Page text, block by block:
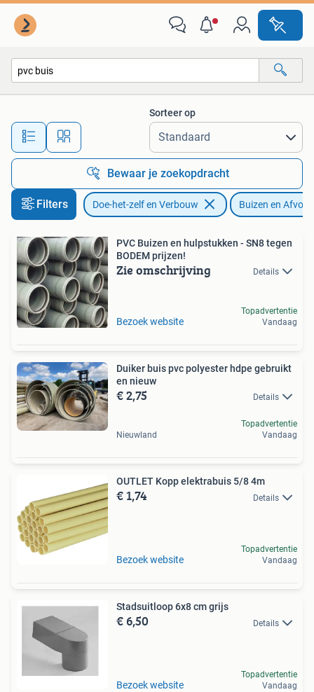
Alle afstanden…
Sorteer op
Bewaar je zoekopdracht
Filters Doe-het-zelf en Verbouw Buizen en Afvoer
PVC Buizen en hulpstukken - SN8 tegen
BODEM prijzen!
Zie omschrijving Details
Bezoek website
Topadvertentie
Vandaag
Duiker buis pvc polyester hdpe gebruikt
en nieuw
€ 2,75 Details
Nieuwland
Topadvertentie
Vandaag
OUTLET Kopp elektrabuis 5/8 4m
€ 1,74 Details
Bezoek website
Topadvertentie
Vandaag
Stadsuitloop 6x8 cm grijs
€ 6,50 Details
Bezoek website
Topadvertentie
Vandaag